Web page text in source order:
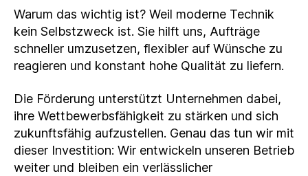
Warum das wichtig ist? Weil moderne Technik
kein Selbstzweck ist. Sie hilft uns, Aufträge
schneller umzusetzen, flexibler auf Wünsche zu
reagieren und konstant hohe Qualität zu liefern.
Die Förderung unterstützt Unternehmen dabei,
ihre Wettbewerbsfähigkeit zu stärken und sich
zukunftsfähig aufzustellen. Genau das tun wir mit
dieser Investition: Wir entwickeln unseren Betrieb
weiter und bleiben ein verlässlicher